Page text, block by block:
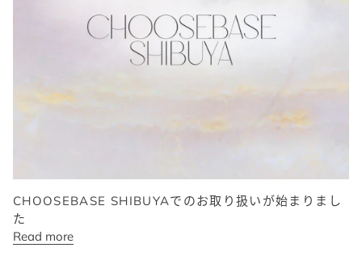
CHOOSEBASE SHIBUYAでのお取り扱いが始まりまし
た
Read more